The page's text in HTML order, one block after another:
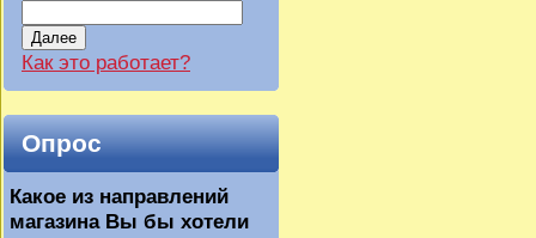
Далее
Как это работает?
Опрос
Какое из направлений
магазина Вы бы хотели